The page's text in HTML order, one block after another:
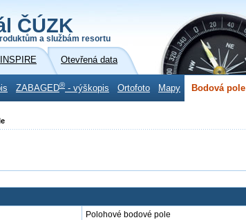
ČÚZK
a službám resortu
INSPIRE Otevřená data
ZABAGED® - výškopis Ortofoto Mapy Bodová pole
Polohové bodové pole